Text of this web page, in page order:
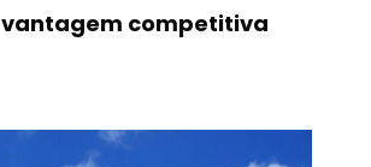
vantagem competitiva